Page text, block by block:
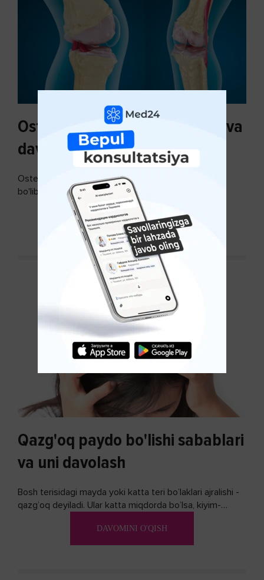
Osteoartroz sabablari, tasnifi va
davolash usullari
Osteoartroz - bo'g'imlarning keng tarqalgan kasalligi
bo'lib, so'ngi paytda osteoartroz kasalligi sonining
ko'payishi tendentsiyasi mavjud...
DAVOMINI O'QISH
Qazg'oq paydo bo'lishi sabablari
va uni davolash
Bosh terisidagi mayda yoki katta teri bo’laklari ajralishi -
qazg’oq deyiladi. Ular katta miqdorda bo’lsa, kiyim-
DAVOMINI O'QISH